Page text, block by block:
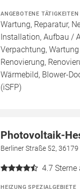
ANGEBOTENE TÄTIGKEITEN
Wartung, Reparatur,
Installation, Aufbau /
Verpachtung,
Renovierung,
Wärmebild, Blower-
(iSFP)
Photovoltaik-
Berliner Straße 52,
4.7 Sterne
HEIZUNG SPEZIALGEBIETE